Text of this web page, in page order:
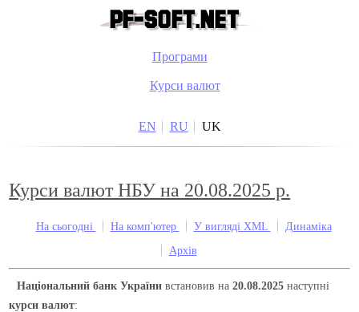
Програми
Курси валют
EN RU UK
Курси валют НБУ на 20.08.2025 р.
На сьогодні На комп'ютер У вигляді XML
Динаміка
Архів
Національний банк України встановив на20.08.2025 наступні
курси валют: